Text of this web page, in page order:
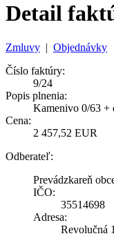
Detail
Zmluvy | Objednávky
Číslo faktúry:
9/24
Popis plnenia:
Kamenivo 0/63 +
Cena:
2 457,52 EUR
Odberateľ:
Prevádzkareň
IČO:
35514698
Adresa:
Revolučná